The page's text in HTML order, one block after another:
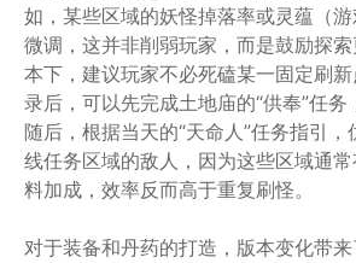
如，某些区域的妖怪掉落率或灵蕴（
微调，这并非削弱玩家，而是鼓励探
本下，建议玩家不必死磕某一固定刷
录后，可以先完成土地庙的“供奉”任务
随后，根据当天的“天命人”任务指引
线任务区域的敌人，因为这些区域通
料加成，效率反而高于重复刷怪。
对于装备和丹药的打造，版本变化带